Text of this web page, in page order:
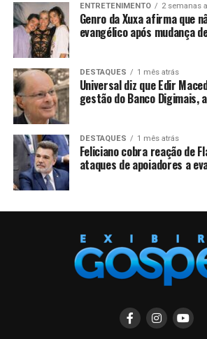
ENTRETENIMENTO 2 semanas
Genro da Xuxa afirma que
evangélico após mudança
DESTAQUES 1 mês atrás
Universal diz que Edir
gestão do Banco Digimais,
DESTAQUES 1 mês atrás
Feliciano cobra reação de
ataques de apoiadores a